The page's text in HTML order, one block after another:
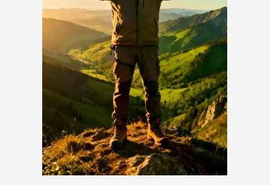
Vidéo d'avatar
AI vidéo
Autres outils
Voir tous les modèles